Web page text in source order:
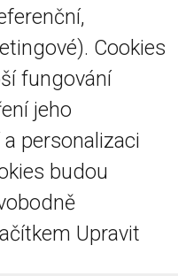
Cookies
fungování
jeho
personalizaci
budou
Upravit